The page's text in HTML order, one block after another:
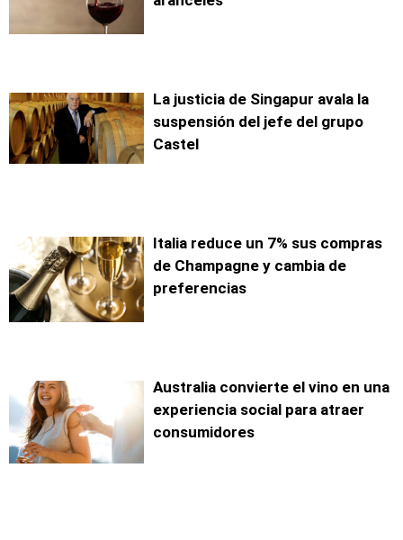
La justicia de Singapur avala la
suspensión del jefe del grupo
Castel
Italia reduce un 7% sus compras
de Champagne y cambia de
preferencias
Australia convierte el vino en una
experiencia social para atraer
consumidores